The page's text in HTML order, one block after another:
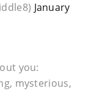
January
you:
mysterious,